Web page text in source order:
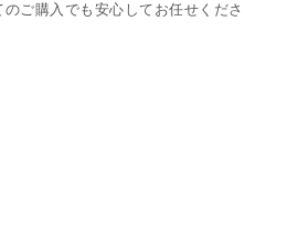
ご購入でも安心してお任せくださ